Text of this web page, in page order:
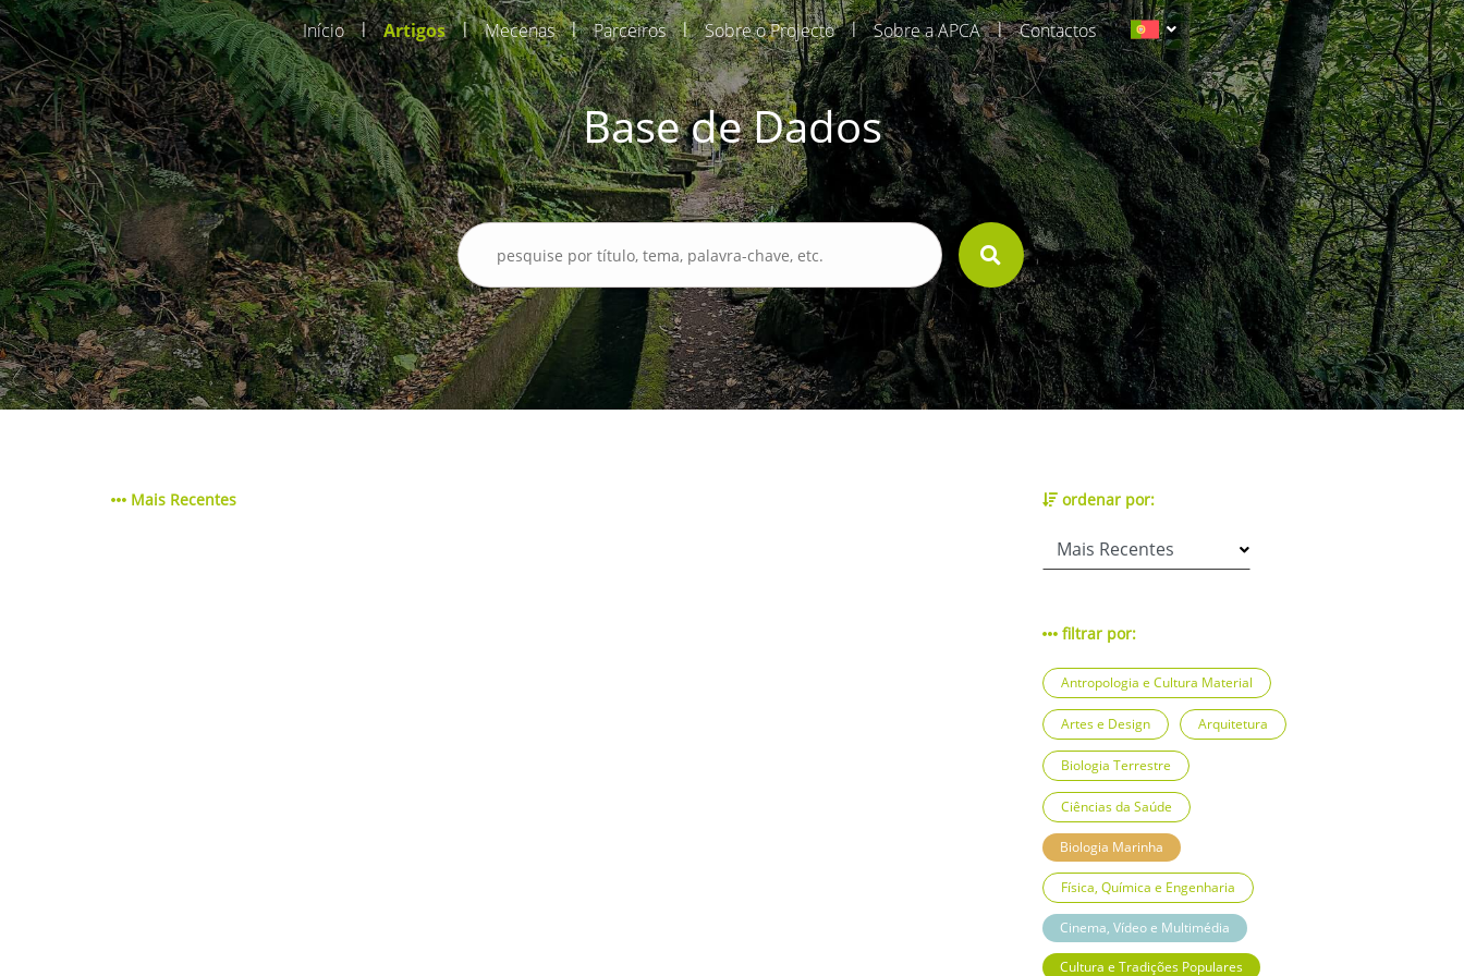
Início | Artigos | Mecenas | Parceiros | Sobre o Projecto | Sobre a APCA | Contactos
Base de Dados
Mais Recentes ordenar por:
filtrar por:
Antropologia e Cultura Material
Artes e Design Arquitetura
Biologia Terrestre
Ciências da Saúde
Biologia Marinha
Física, Química e Engenharia
Cinema, Vídeo e Multimédia
Cultura e Tradições Populares